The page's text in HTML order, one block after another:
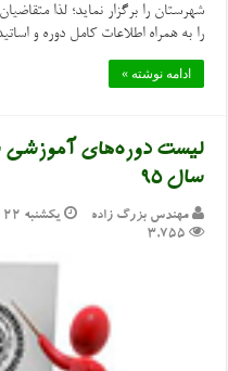
شهرستان را برگزار نماید؛ لذا
را به همراه اطلاعات کامل دوره و
ادامه نوشته »
لیست دوره‌های آموزشی
سال ۹۵
مهندس بزرگ زاده یکشنبه ۲۲ فروردین ۱۳۹۵
3,755